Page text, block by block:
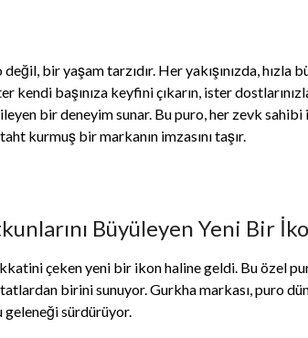
bir yaşam tarzıdır. Her yakışınızda, hızla
kendi başınıza keyfini çıkarın, ister
bir deneyim sunar. Bu puro, her zevk
kurmuş bir markanın imzasını taşır.
Büyüleyen Yeni Bir
çeken yeni bir ikon haline geldi. Bu özel
birini sunuyor. Gurkha markası, puro
geleneği sürdürüyor.